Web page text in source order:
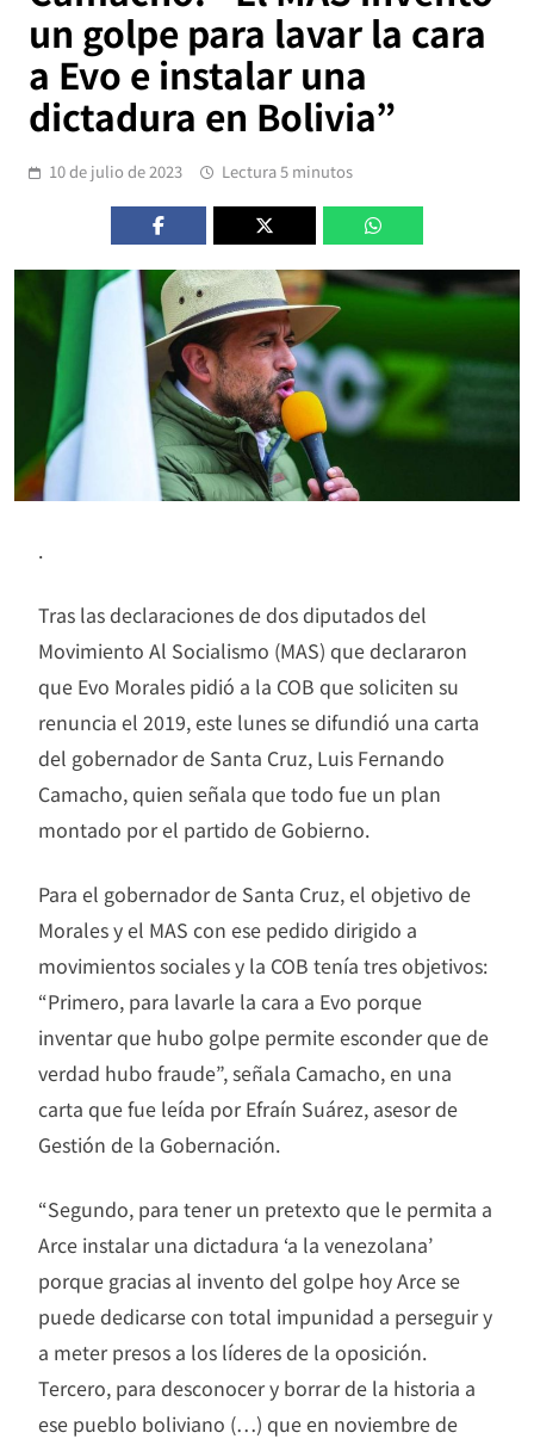
un golpe para lavar la cara
a Evo e instalar una
dictadura en Bolivia”
10 de julio de 2023 Lectura 5 minutos
.
Tras las declaraciones de dos diputados del
Movimiento Al Socialismo (MAS) que declararon
que Evo Morales pidió a la COB que soliciten su
renuncia el 2019, este lunes se difundió una carta
del gobernador de Santa Cruz, Luis Fernando
Camacho, quien señala que todo fue un plan
montado por el partido de Gobierno.
Para el gobernador de Santa Cruz, el objetivo de
Morales y el MAS con ese pedido dirigido a
movimientos sociales y la COB tenía tres objetivos:
“Primero, para lavarle la cara a Evo porque
inventar que hubo golpe permite esconder que de
verdad hubo fraude”, señala Camacho, en una
carta que fue leída por Efraín Suárez, asesor de
Gestión de la Gobernación.
“Segundo, para tener un pretexto que le permita a
Arce instalar una dictadura ‘a la venezolana’
porque gracias al invento del golpe hoy Arce se
puede dedicarse con total impunidad a perseguir y
a meter presos a los líderes de la oposición.
Tercero, para desconocer y borrar de la historia a
ese pueblo boliviano (…) que en noviembre de